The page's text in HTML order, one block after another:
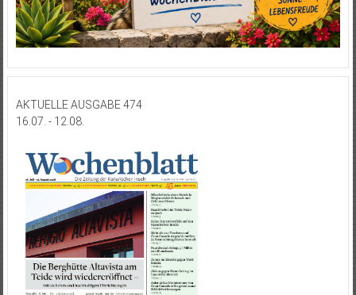
AKTUELLE AUSGABE 474
16.07. - 12.08.